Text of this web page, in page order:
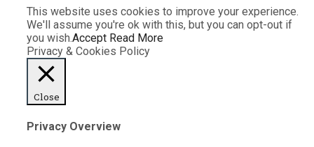
This website uses cookies to improve your experience.
We'll assume you're ok with this, but you can opt-out if
you wish.Accept Read More
Privacy & Cookies Policy
Close
Privacy Overview